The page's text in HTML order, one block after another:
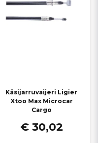
Käsijarruvaijeri Ligier
Xtoo Max Microcar
Cargo
€ 30,02